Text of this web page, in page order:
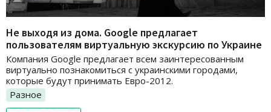
Не выходя из дома. Google предлагает
пользователям виртуальную экскурсию по Украине
Компания Google предлагает всем заинтересованным
виртуально познакомиться с украинскими городами,
которые будут принимать Евро-2012.
Разное